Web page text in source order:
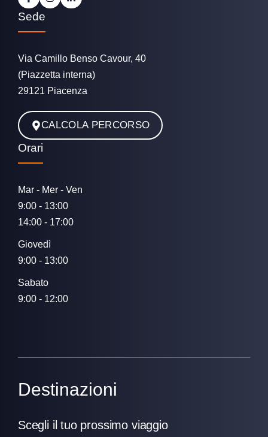
Sede
Via Camillo Benso Cavour, 40
(Piazzetta interna)
29121 Piacenza
CALCOLA PERCORSO
Orari
Mar - Mer - Ven
9:00 - 13:00
14:00 - 17:00
Giovedì
9:00 - 13:00
Sabato
9:00 - 12:00
Destinazioni
Scegli il tuo prossimo viaggio